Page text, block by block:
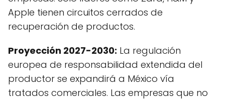
Apple tienen circuitos cerrados de
recuperación de productos.
Proyección 2027-2030: La regulación
europea de responsabilidad extendida del
productor se expandirá a México vía
tratados comerciales. Las empresas que no